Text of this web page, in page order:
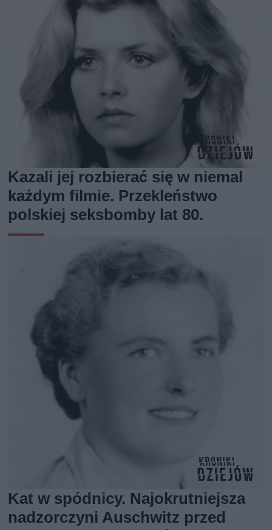
Kazali jej rozbierać się w niemal
każdym filmie. Przekleństwo
polskiej seksbomby lat 80.
Kat w spódnicy. Najokrutniejsza
nadzorczyni Auschwitz przed